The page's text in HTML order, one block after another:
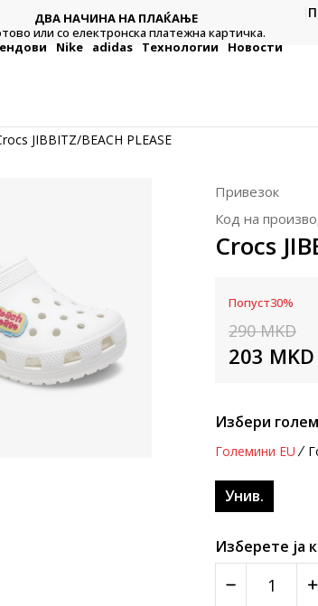
ДВА НАЧИНА НА ПЛАЌАЊЕ
или со електронска платежна картичка.
Nike adidas Технологии Новости
JIBBITZ/BEACH PLEASE
Привезок
Код на
Crocs
Попуст30%
290 MKD
203 MKD
Избери
Големини EU
Унив.
Изберете ја